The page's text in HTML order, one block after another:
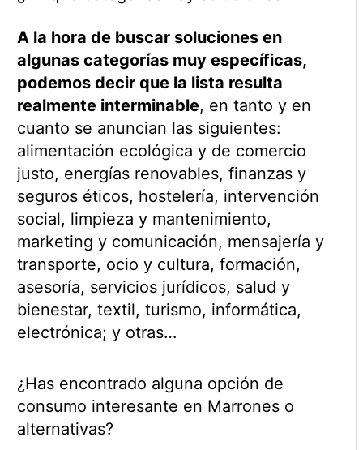
A la hora de buscar soluciones en
algunas categorías muy específicas,
podemos decir que la lista resulta
realmente interminable, en tanto y en
cuanto se anuncian las siguientes:
alimentación ecológica y de comercio
justo, energías renovables, finanzas y
seguros éticos, hostelería, intervención
social, limpieza y mantenimiento,
marketing y comunicación, mensajería y
transporte, ocio y cultura, formación,
asesoría, servicios jurídicos, salud y
bienestar, textil, turismo, informática,
electrónica; y otras…
¿Has encontrado alguna opción de
consumo interesante en Marrones o
alternativas?